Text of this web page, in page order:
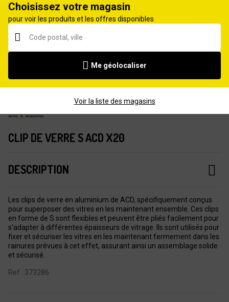
CLIP DE VERRE S ACD X20
DESCRIPTION
Les clips de verre en aluminium de ACD, spécifiquement conçus
pour superposer des vitres en les maintenant ensemble. Ces clips
en forme de S sont flexibles et peuvent être pliés facilement pour
s'adapter à différentes épaisseurs de vitrage. Ils sont utilisés pour
fixer et sécuriser les vitres en les maintenant fermement dans les
rainures prévues à cet effet, assurant ainsi un assemblage solide
et sécurisé.
Ref : 373286
Choisissez votre magasin
pour voir les produits et les offres disponibles
Me géolocaliser
Voir la liste des magasins